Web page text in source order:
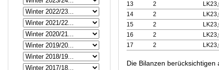
13
2
14
2
15
2
16
2
17
2
Die Bilanzen